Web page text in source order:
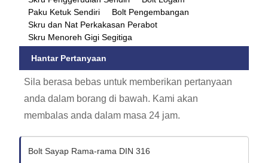
Paku Ketuk Sendiri
Bolt Pengembangan
Skru dan Nat Perkakasan Perabot
Skru Menoreh Gigi Segitiga
Hantar Pertanyaan
Sila berasa bebas untuk memberikan pertanyaan
anda dalam borang di bawah. Kami akan
membalas anda dalam masa 24 jam.